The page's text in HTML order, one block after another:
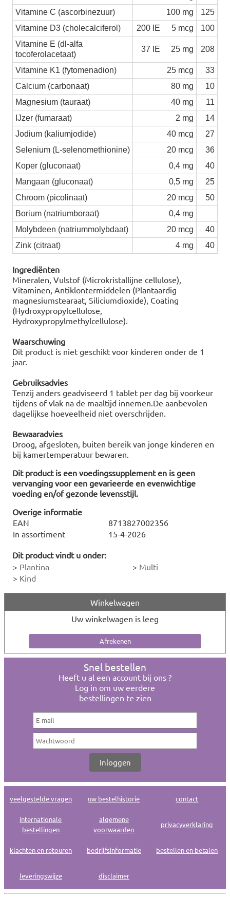
Vitamine C (ascorbinezuur)
100 mg
125
Vitamine D3 (cholecalciferol)
200 IE 5 mcg
100
Vitamine E (dl-alfa
tocoferolacetaat)
37 IE 25 mg 208
Vitamine K1 (fytomenadion) 25 mcg
33
Calcium (carbonaat)
80 mg
10
Magnesium (tauraat)
40 mg
11
IJzer (fumaraat)
2 mg
14
Jodium (kaliumjodide)
40 mcg
27
Selenium (L-selenomethionine)
20 mcg
36
Koper (gluconaat)
0,4 mg
40
Mangaan (gluconaat)
0,5 mg
25
Chroom (picolinaat)
20 mcg
50
Borium (natriumboraat)
0,4 mg
Molybdeen (natriummolybdaat)
20 mcg
40
Zink (citraat)
4 mg 40
Ingrediënten
Mineralen, Vulstof (Microkristallijne cellulose),
Vitaminen, Antiklontermiddelen (Plantaardig
magnesiumstearaat, Siliciumdioxide), Coating
(Hydroxypropylcellulose,
Hydroxypropylmethylcellulose).
Waarschuwing
Dit product is niet geschikt voor kinderen onder de 1
jaar.
Gebruiksadvies
Tenzij anders geadviseerd 1 tablet per dag bij voorkeur
tijdens of vlak na de maaltijd innemen.De aanbevolen
dagelijkse hoeveelheid niet overschrijden.
Bewaaradvies
Droog, afgesloten, buiten bereik van jonge kinderen en
bij kamertemperatuur bewaren.
Dit product is een voedingssupplement en is geen
vervanging voor een gevarieerde en evenwichtige
voeding en/of gezonde levensstijl.
Overige informatie
EAN
8713827002356
In assortiment
15-4-2026
Dit product vindt u onder:
> Plantina > Multi
> Kind
Winkelwagen
Uw winkelwagen is leeg
Snel bestellen
Heeft u al een account bij ons ?
Log in om uw eerdere
bestellingen te zien
veelgestelde vragen uw bestelhistorie contact
internationale
bestellingen
algemene
voorwaarden
privacyverklaring
klachten en retouren bedrijfsinformatie bestellen en betalen
leveringswijze disclaimer